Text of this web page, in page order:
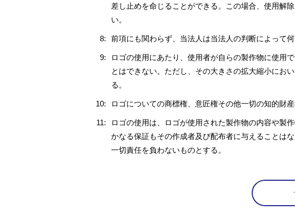
差し止めを命じることができる。この場合、使用解
い。
8: 前項にも関わらず、当法人は当法人の判断によって
9:
ロゴの使用にあたり、使用者が自らの製作物に使用
とはできない。ただし、その大きさの拡大縮小にお
る。
10: ロゴについての商標権、意匠権その他一切の知的財
11:
ロゴの使用は、ロゴが使用された製作物の内容や製
かなる保証もその作成者及び配布者に与えることは
一切責任を負わないものとする。